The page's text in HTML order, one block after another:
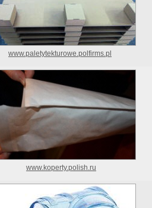
www.paletytekturowe.polfirms.pl
www.koperty.polish.ru